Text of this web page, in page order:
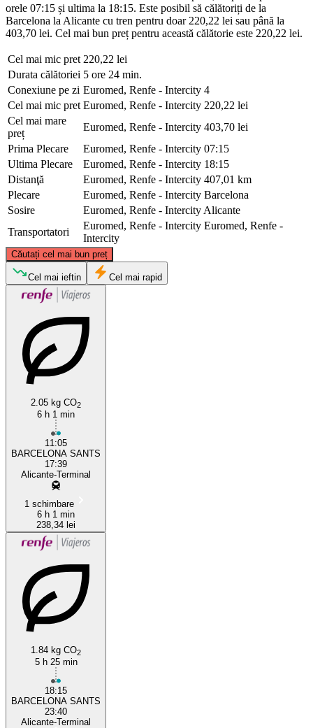
orele 07:15 și ultima la 18:15. Este posibil să călătoriți de la
Barcelona la Alicante cu tren pentru doar 220,22 lei sau până la
403,70 lei. Cel mai bun preț pentru această călătorie este 220,22 lei.
Cel mai mic pret 220,22 lei
Durata călătoriei 5 ore 24 min.
Conexiune pe zi Euromed, Renfe - Intercity 4
Cel mai mic pret Euromed, Renfe - Intercity 220,22 lei
Cel mai mare
preț
Euromed, Renfe - Intercity 403,70 lei
Prima Plecare
Euromed, Renfe - Intercity 07:15
Ultima Plecare
Euromed, Renfe - Intercity 18:15
Distanţă
Euromed, Renfe - Intercity 407,01 km
Plecare
Euromed, Renfe - Intercity Barcelona
Sosire
Euromed, Renfe - Intercity Alicante
Transportatori
Euromed, Renfe - Intercity Euromed, Renfe -
Intercity
Căutați cel mai bun preț
Cel mai ieftin Cel mai rapid
2.05 kg CO2
6 h 1 min
11:05
BARCELONA SANTS
17:39
Alicante-Terminal
1 schimbare
6 h 1 min
238,34 lei
1.84 kg CO2
5 h 25 min
18:15
BARCELONA SANTS
23:40
Alicante-Terminal